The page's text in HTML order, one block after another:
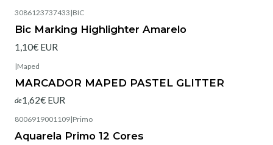
3086123737433 |BIC
Bic Marking Highlighter Amarelo
1,10€ EUR
|Maped
MARCADOR MAPED PASTEL GLITTER
de1,62€ EUR
8006919001109|Primo
Aquarela Primo 12 Cores